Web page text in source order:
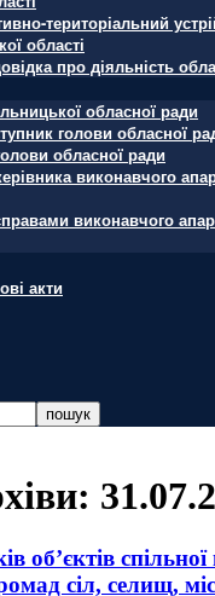
територіальний
області
про діяльність
обласної ради
голови обласної
обласної ради
виконавчого
виконавчого
акти
об’єктів спільної
сіл, селищ,